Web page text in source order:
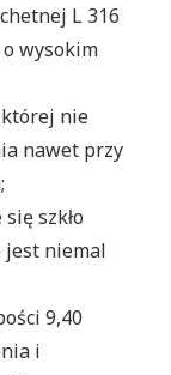
L 316
wysokim
której nie
nawet przy
szkło
jest niemal
9,40
i